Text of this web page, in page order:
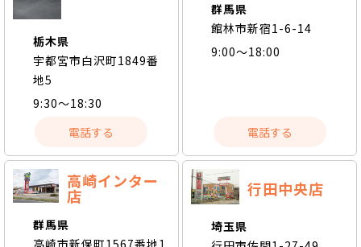
栃木県
宇都宮市白沢町1849番
地5
9:30～18:30
電話する
群馬県
館林市新宿1-6-14
9:00～18:00
電話する
高崎インター
店
群馬県
高崎市新保町1567番地1
行田中央店
埼玉県